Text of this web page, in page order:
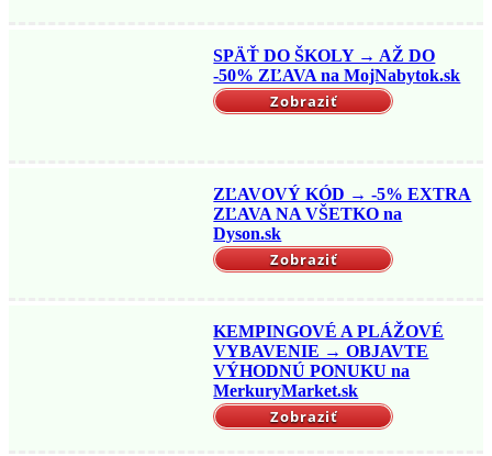
SPÄŤ DO ŠKOLY → AŽ DO
-50% ZĽAVA na MojNabytok.sk
Zobraziť
ZĽAVOVÝ KÓD → -5% EXTRA
ZĽAVA NA VŠETKO na
Dyson.sk
Zobraziť
KEMPINGOVÉ A PLÁŽOVÉ
VYBAVENIE → OBJAVTE
VÝHODNÚ PONUKU na
MerkuryMarket.sk
Zobraziť